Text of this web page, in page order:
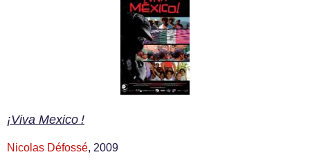
¡Viva Mexico !
Nicolas Défossé, 2009